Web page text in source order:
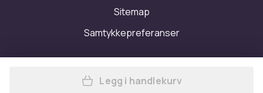
Sitemap
Samtykkepreferanser
Legg Home Styling
Legg i handlekurv